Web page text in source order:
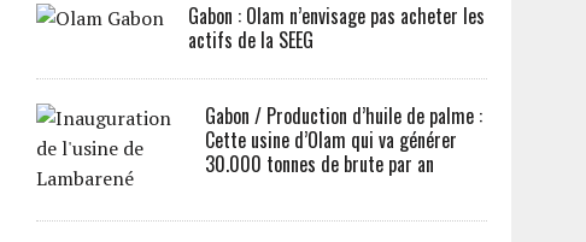
Gabon : Olam n’envisage pas acheter les
actifs de la SEEG
Gabon / Production d’huile de palme :
Cette usine d’Olam qui va générer
30.000 tonnes de brute par an